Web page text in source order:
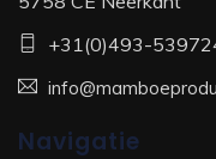
+31(0)493-
Navigatie